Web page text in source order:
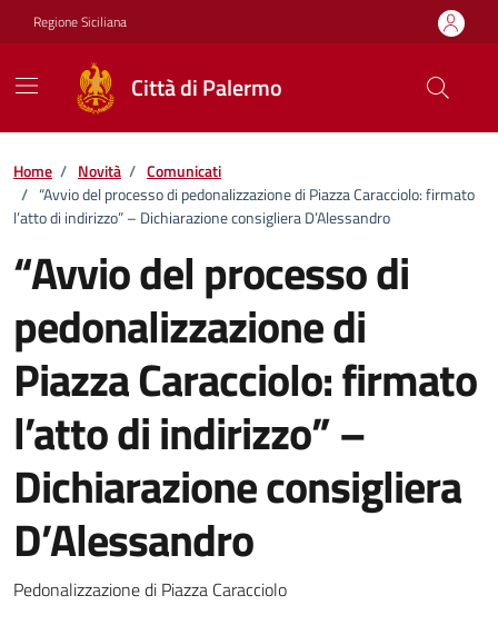
Vai ai contenuti
Vai al footer
Regione Siciliana
Città di Palermo
Home / Novità / Comunicati
/ “Avvio del processo di pedonalizzazione di Piazza Caracciolo: firmato
l’atto di indirizzo” – Dichiarazione consigliera D’Alessandro
“Avvio del processo di
pedonalizzazione di
Piazza Caracciolo: firmato
l’atto di indirizzo” –
Dichiarazione consigliera
D’Alessandro
Dettagli della notizia
Pedonalizzazione di Piazza Caracciolo